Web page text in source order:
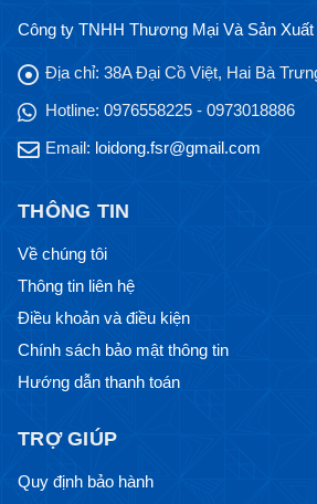
Công ty TNHH Thương Mại Và Sản
Địa chỉ: 38A Đại Cồ Việt, Hai Bà
Hotline: 0976558225 - 0973018886
Email: loidong.fsr@gmail.com
THÔNG TIN
Về chúng tôi
Thông tin liên hệ
Điều khoản và điều kiện
Chính sách bảo mật thông tin
Hướng dẫn thanh toán
TRỢ GIÚP
Quy định bảo hành